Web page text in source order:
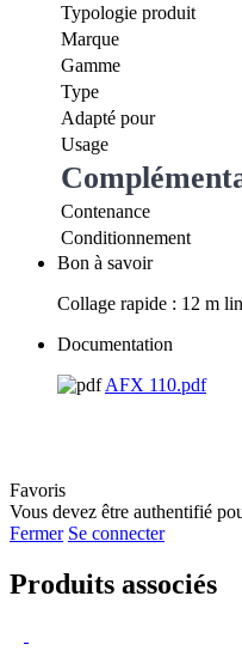
Typologie produit
Marque
Gamme
Type
Adapté pour
Usage
Contenance
Conditionnement
Bon à savoir
Collage rapide : 12 m
Documentation
AFX 110.pdf
Favoris
Vous devez être authentifié
Fermer Se connecter
Produits associés